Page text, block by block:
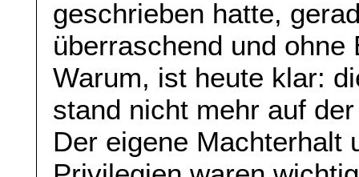
geschrieben hatte,
überraschend und
Warum, ist heute klar:
stand nicht mehr auf
Der eigene Machterhalt